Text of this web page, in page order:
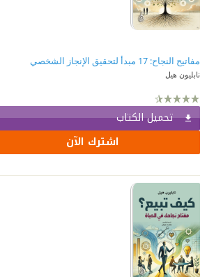
مفاتيح النجاح: 17 مبدأ لتحقيق الإنجاز الشخصي
نابليون هيل
تحميل الكتاب
اشترك الآن